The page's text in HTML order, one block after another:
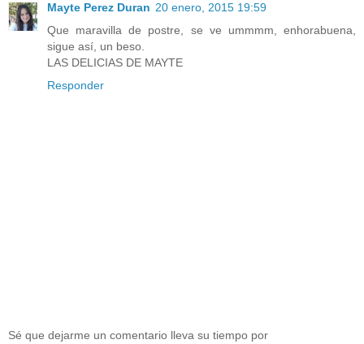
Mayte Perez Duran 20 enero, 2015 19:59
Que maravilla de postre, se ve ummmm, enhorabuena,
sigue así, un beso.
LAS DELICIAS DE MAYTE
Responder
Sé que dejarme un comentario lleva su tiempo por